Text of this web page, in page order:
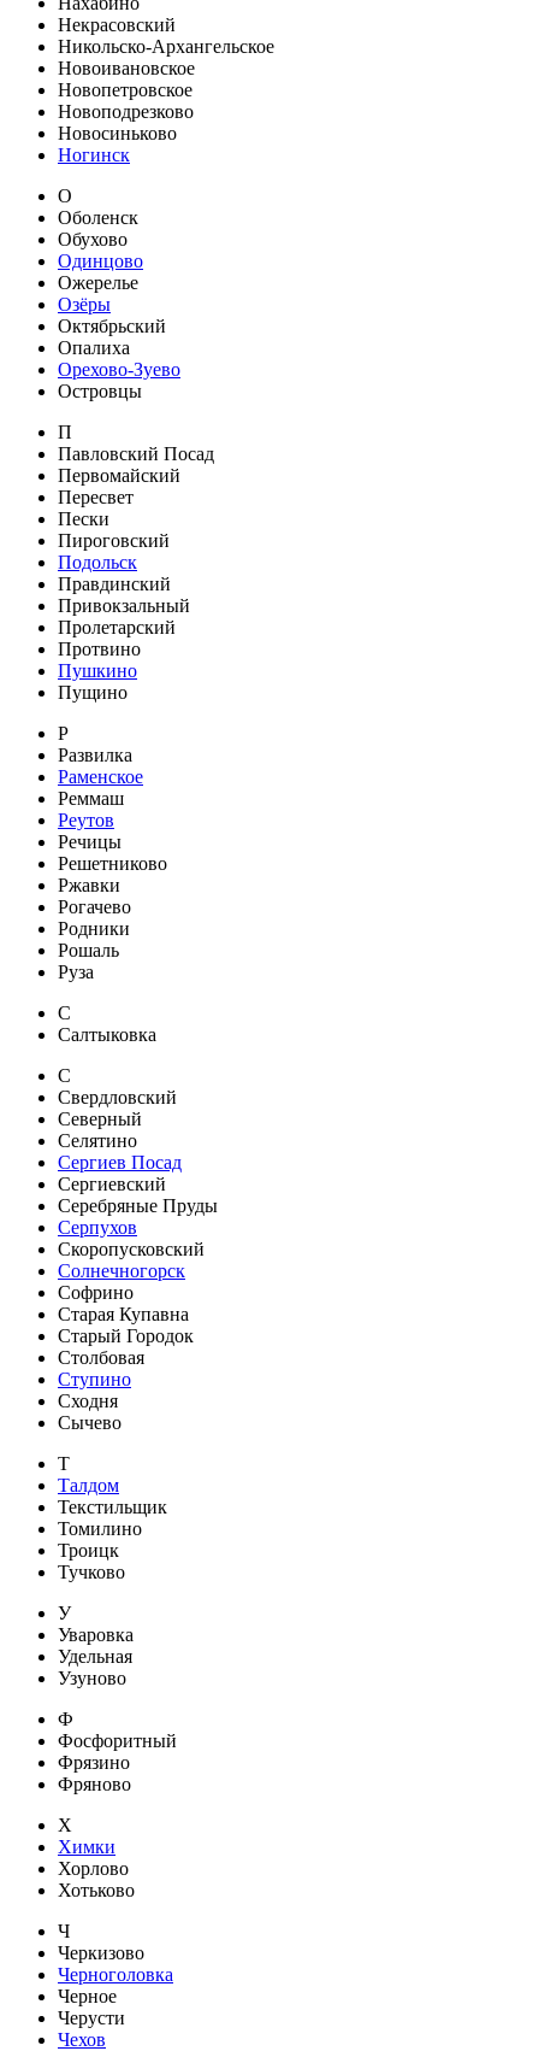
Некрасовский
Никольско-Архангельское
Новоивановское
Новопетровское
Новоподрезково
Новосиньково
Ногинск
О
Оболенск
Обухово
Одинцово
Ожерелье
Озёры
Октябрьский
Опалиха
Орехово-Зуево
Островцы
П
Павловский Посад
Первомайский
Пересвет
Пески
Пироговский
Подольск
Правдинский
Привокзальный
Пролетарский
Протвино
Пушкино
Пущино
Р
Развилка
Раменское
Реммаш
Реутов
Речицы
Решетниково
Ржавки
Рогачево
Родники
Рошаль
Руза
С
Салтыковка
С
Свердловский
Северный
Селятино
Сергиев Посад
Сергиевский
Серебряные Пруды
Серпухов
Скоропусковский
Солнечногорск
Софрино
Старая Купавна
Старый Городок
Столбовая
Ступино
Сходня
Сычево
Т
Талдом
Текстильщик
Томилино
Троицк
Тучково
У
Уваровка
Удельная
Узуново
Ф
Фосфоритный
Фрязино
Фряново
Х
Химки
Хорлово
Хотьково
Ч
Черкизово
Черноголовка
Черное
Черусти
Чехов